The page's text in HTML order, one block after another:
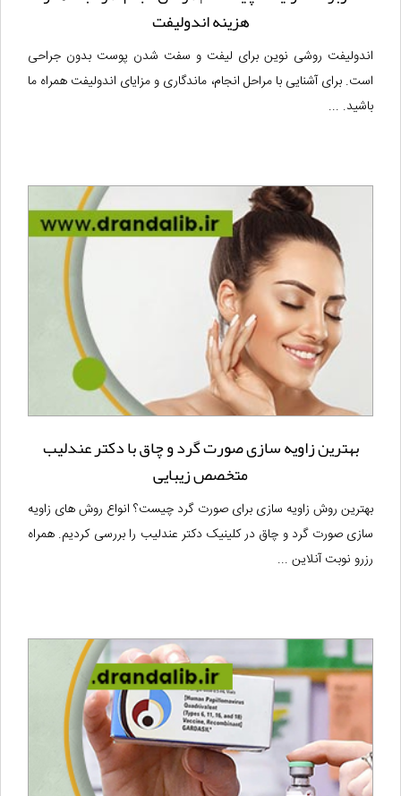
هزینه اندولیفت
اندولیفت روشی نوین برای لیفت و سفت شدن پوست بدون جراحی
است. برای آشنایی با مراحل انجام، ماندگاری و مزایای اندولیفت همراه ما
باشید. ...
بهترین زاویه سازی صورت گرد و چاق با دکتر عندلیب
متخصص زیبایی
بهترین روش زاویه سازی برای صورت گرد چیست؟ انواع روش های زاویه
سازی صورت گرد و چاق در کلینیک دکتر عندلیب را بررسی کردیم. همراه
رزرو نوبت آنلاین ...